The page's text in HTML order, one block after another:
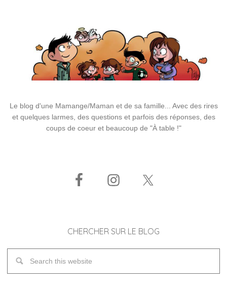
Le blog d'une Mamange/Maman et de sa famille... Avec des rires
et quelques larmes, des questions et parfois des réponses, des
coups de coeur et beaucoup de "À table !"
CHERCHER SUR LE BLOG